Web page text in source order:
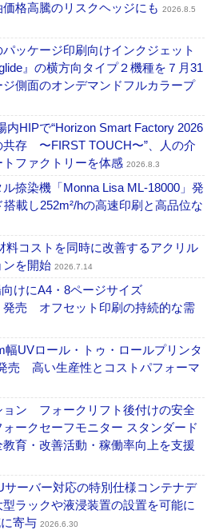
格高騰のリスクヘッジにも 2026.8.5
ッケージ印刷向けインクジェット
』の横方向タイプ２機種を７月31
側面のオンデマンドフルカラープ
内HIPで“Horizon Smart Factory 2026
共存 〜FIRST TOUCH〜”、人の介
ファクトリーを体感 2026.8.3
捺染機「Monna Lisa ML-18000」発
載し252m²/hの高速印刷と高品位な
料コストを同時に改善するアクリル
ンを開始 2026.7.14
けにA4・8ページサイズ
発売 オフセット印刷の持続的な需
UVロール・トゥ・ロールプリンタ
売 高い生産性とコストパフォーマ
ョン フォークリフト後付けの安全
ークセーフモニター スタンダード
育・改善活動・稼働率向上を支援
ーバー対応の特別仕様コンテナデ
ラックや液浸装置の設置を可能に
寄与 2026.6.30